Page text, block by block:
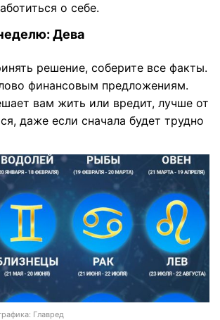
о себе.
Дева
решение, соберите все факты.
финансовым предложениям.
вам жить или вредит, лучше от
даже если сначала будет трудно
Главред